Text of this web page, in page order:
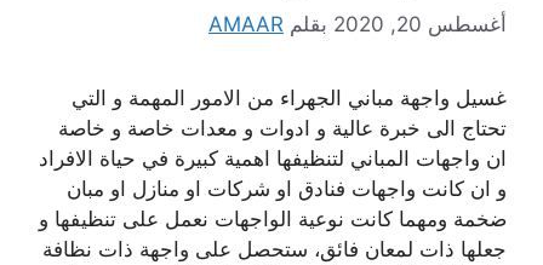
أغسطس 20, 2020 بقلم AMAAR
غسيل واجهة مباني الجهراء من الامور المهمة و التي
تحتاج الى خبرة عالية و ادوات و معدات خاصة و خاصة
ان واجهات المباني لتنظيفها اهمية كبيرة في حياة الافراد
و ان كانت واجهات فنادق او شركات او منازل او مبان
ضخمة ومهما كانت نوعية الواجهات نعمل على تنظيفها و
جعلها ذات لمعان فائق، ستحصل على واجهة ذات نظافة